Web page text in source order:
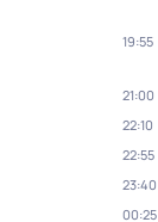
19:55
21:00
22:10
22:55
23:40
00:25